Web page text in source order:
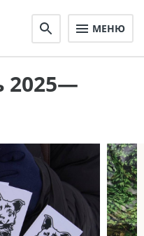
МЕНЮ
2025—